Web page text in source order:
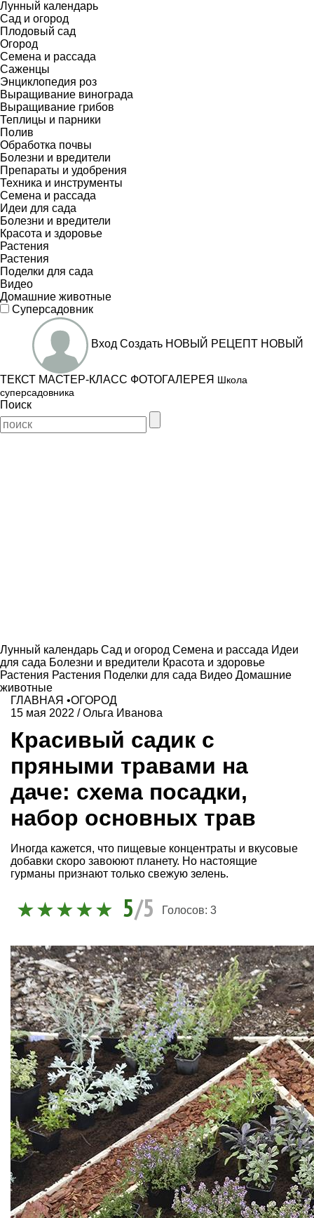
Лунный календарь
Сад и огород
Плодовый сад
Огород
Семена и рассада
Саженцы
Энциклопедия роз
Выращивание винограда
Выращивание грибов
Теплицы и парники
Полив
Обработка почвы
Болезни и вредители
Препараты и удобрения
Техника и инструменты
Семена и рассада
Идеи для сада
Болезни и вредители
Красота и здоровье
Растения
Растения
Поделки для сада
Видео
Домашние животные
Суперсадовник
Вход Создать НОВЫЙ РЕЦЕПТ НОВЫЙ
ТЕКСТ МАСТЕР-КЛАСС ФОТОГАЛЕРЕЯ Школа
суперсадовника
Поиск
Лунный календарь Сад и огород Семена и рассада Идеи
для сада Болезни и вредители Красота и здоровье
Растения Растения Поделки для сада Видео Домашние
животные
ГЛАВНАЯ •ОГОРОД
15 мая 2022 /Ольга Иванова
Красивый садик с
пряными травами на
даче: схема посадки,
набор основных трав
Иногда кажется, что пищевые концентраты и вкусовые
добавки скоро завоюют планету. Но настоящие
гурманы признают только свежую зелень.
5/5 Голосов: 3